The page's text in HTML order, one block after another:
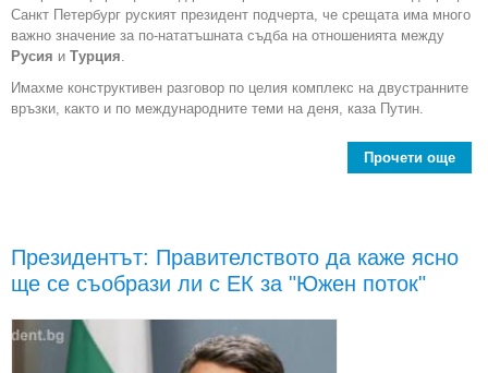
Санкт Петербург руският президент подчерта, че срещата има много
важно значение за по-нататъшната съдба на отношенията между
Русия и Турция
Имахме конструктивен разговор по целия комплекс на двустранните
връзки, както и по международните теми на деня, каза Путин.
Прочети още
Президентът: Правителството да каже ясно
ще се съобрази ли с ЕК за "Южен поток"